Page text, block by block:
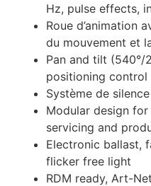
Hz, pulse effects,
Roue d’animation
du mouvement et
Pan and tilt (540°/
positioning control
Système de
Modular design for
servicing and
Electronic ballast,
flicker free light
RDM ready, Art-